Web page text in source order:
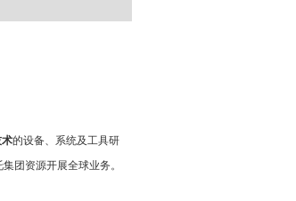
的设备、系统及工具研
团资源开展全球业务。